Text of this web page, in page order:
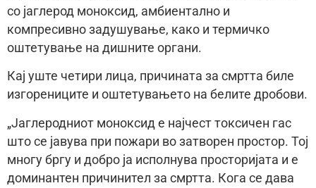
со јаглерод моноксид, амбиентално и
компресивно задушување, како и термичко
оштетување на дишните органи.
Кај уште четири лица, причината за смртта биле
изгорениците и оштетувањето на белите дробови.
„Јаглеродниот моноксид е најчест токсичен гас
што се јавува при пожари во затворен простор. Тој
многу бргу и добро ја исполнува просторијата и е
доминантен причинител за смртта. Кога се дава